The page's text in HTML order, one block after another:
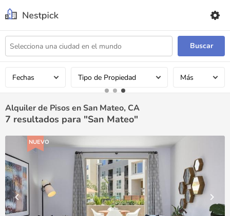
Buscar
Fechas Tipo de Propiedad Más
Alquiler de Pisos en San Mateo, CA
7 resultados para "San Mateo"
NUEVO